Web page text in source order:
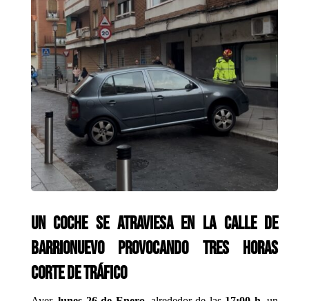
Un coche se atraviesa en La Calle de
Barrionuevo provocando tres horas
corte de tráfico